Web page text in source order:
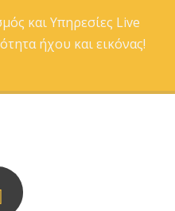
και Υπηρεσίες Live
ήχου και εικόνας!